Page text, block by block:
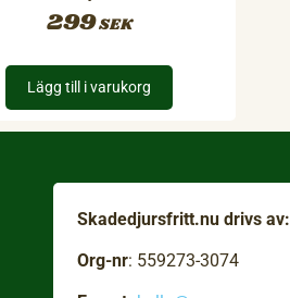
299SEK
Lägg till i varukorg
Skadedjursfritt.nu drivs av:
Org-nr: 559273-3074